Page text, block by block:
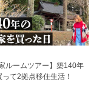
ルームツアー】築140年
て2拠点移住生活！